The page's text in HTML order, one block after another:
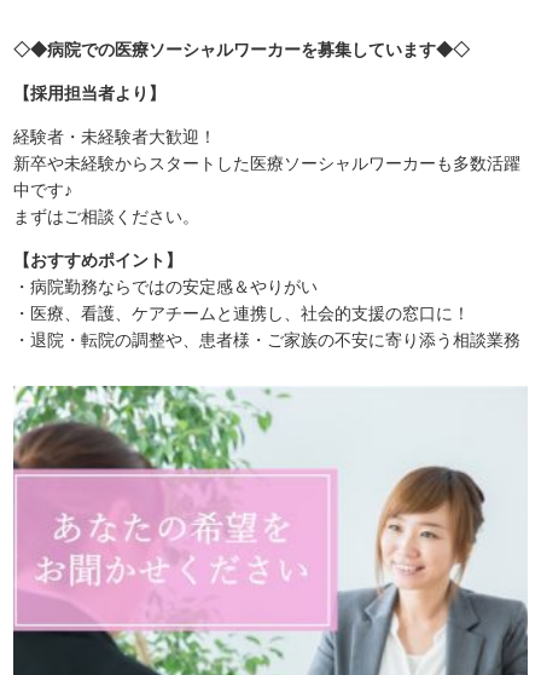
◇◆病院での医療ソーシャルワーカーを募集しています◆◇
【採用担当者より】
経験者・未経験者大歓迎！
新卒や未経験からスタートした医療ソーシャルワーカーも多数活躍
中です♪
まずはご相談ください。
【おすすめポイント】
・病院勤務ならではの安定感＆やりがい
・医療、看護、ケアチームと連携し、社会的支援の窓口に！
・退院・転院の調整や、患者様・ご家族の不安に寄り添う相談業務